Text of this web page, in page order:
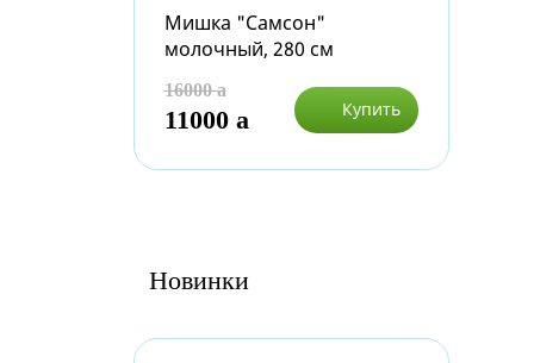
Мишка "Самсон"
молочный, 280 см
16000a
11000 a Купить
Новинки